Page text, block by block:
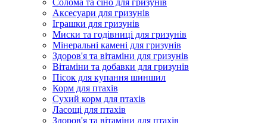
Солома та сіно для гризунів
Аксесуари для гризунів
Іграшки для гризунів
Миски та годівниці для гризунів
Мінеральні камені для гризунів
Здоров'я та вітаміни для гризунів
Вітаміни та добавки для гризунів
Пісок для купання шиншил
Корм для птахів
Сухий корм для птахів
Ласощі для птахів
Здоров'я та вітаміни для птахів